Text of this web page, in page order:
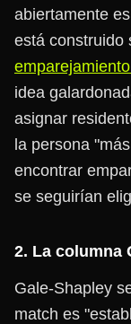
abiertamente
está construido
idea
asignar
la persona
encontrar
se seguirían
2. La columna
Gale-Shapley
match es